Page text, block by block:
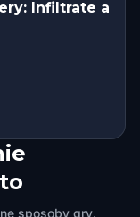
Infiltrate a
sposoby gry.